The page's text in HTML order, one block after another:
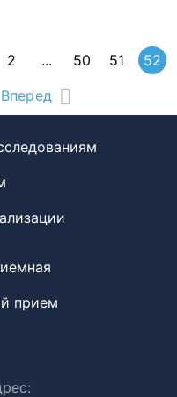
2 ... 50 51 52
Вперед
прием